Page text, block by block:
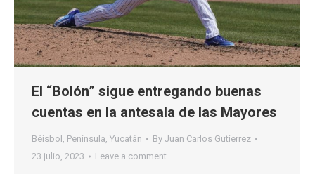
El “Bolón” sigue entregando buenas
cuentas en la antesala de las Mayores
Béisbol , Península, Yucatán By Juan Carlos Gutierrez
23 julio, 2023
Leave a comment